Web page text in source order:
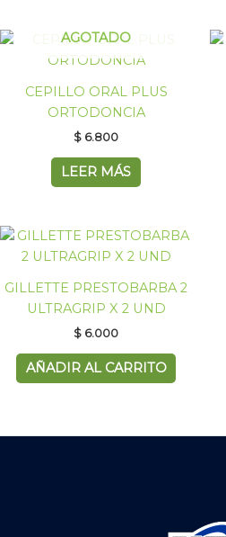
AGOTADO
CEPILLO ORAL PLUS
ORTODONCIA
$ 6.800
LEER MÁS
GILLETTE PRESTOBARBA 2
ULTRAGRIP X 2 UND
$ 6.000
AÑADIR AL CARRITO